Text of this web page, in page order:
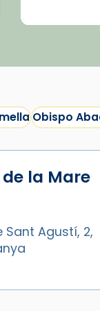
Obispo
la Mare
Agustí, 2,